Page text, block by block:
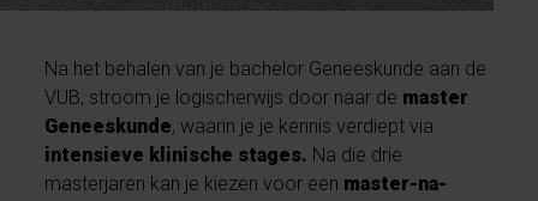
Na het behalen van je bachelor Geneeskunde aan de
VUB, stroom je logischerwijs door naar de master
Geneeskunde, waarin je je kennis verdiept via
intensieve klinische stages. Na die drie
masterjaren kan je kiezen voor een master-na-